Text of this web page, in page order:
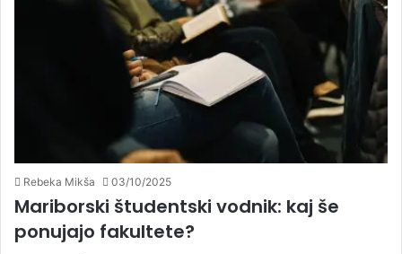
Rebeka Mikša 03/10/2025
Mariborski študentski vodnik: kaj še
ponujajo fakultete?